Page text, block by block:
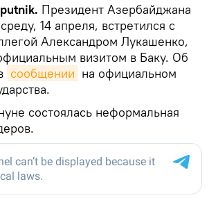
Президент Азербайджана
14 апреля, встретился с
Александром Лукашенко,
визитом в Баку. Об
сообщении на официальном
состоялась неформальная